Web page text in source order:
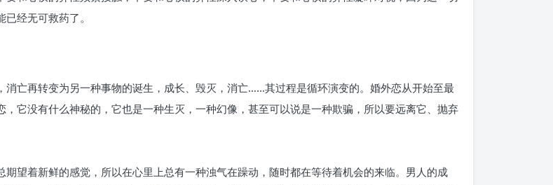
经无可救药了。
亡再转变为另一种事物的诞生，成长、毁灭，消亡……其过程是循环演变的。婚外恋从开始至最
它没有什么神秘的，它也是一种生灭，一种幻像，甚至可以说是一种欺骗，所以要远离它、抛弃
望着新鲜的感觉，所以在心里上总有一种浊气在躁动，随时都在等待着机会的来临。男人的成